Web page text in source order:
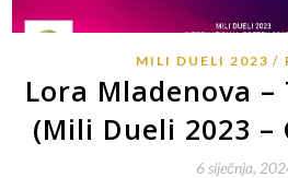
MILI DUELI 2023
Lora Mladenova –
(Mili Dueli 2023 –
6 siječnja,